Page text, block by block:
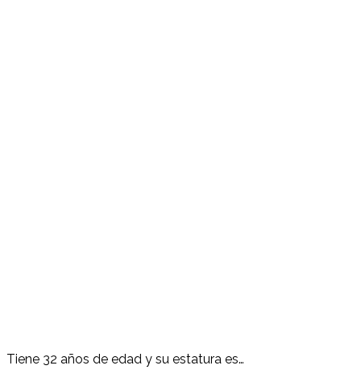
Tiene 32 años de edad y su estatura es…